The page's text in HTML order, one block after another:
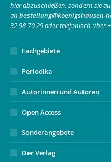
new
window
new
window
in
new
window
hier abzuschließen, sondern sie
an bestellung@koenigshausen-
32 98 70 29 oder telefonisch über
Fachgebiete
Periodika
Autorinnen und Autoren
Open Access
Sonderangebote
Der Verlag